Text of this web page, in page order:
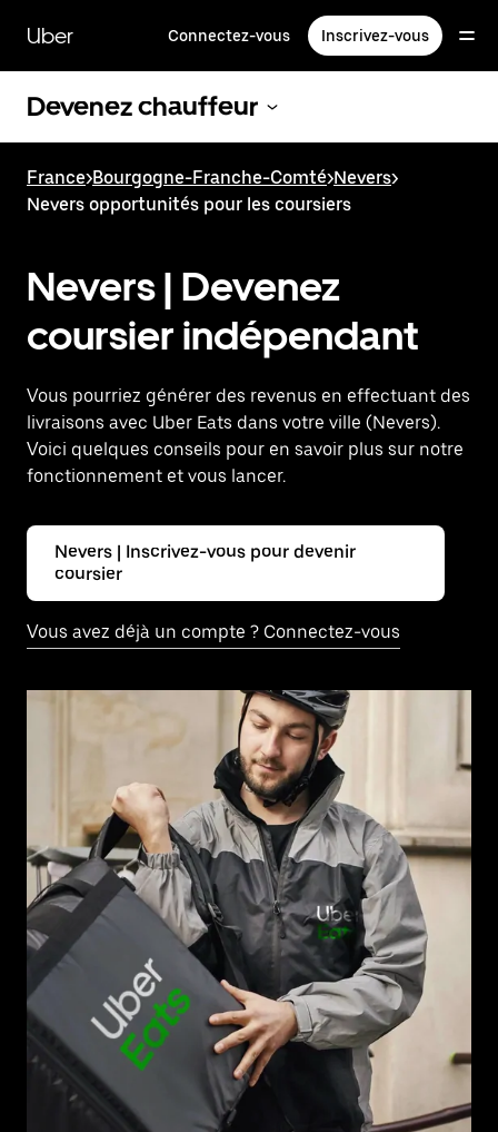
contenu
principal
Uber Connectez-vous Inscrivez-vous
Devenez chauffeur
France>Bourgogne-Franche-Comté>Nevers>
Nevers opportunités pour les coursiers
Nevers | Devenez
coursier indépendant
Vous pourriez générer des revenus en effectuant des
livraisons avec Uber Eats dans votre ville (Nevers).
Voici quelques conseils pour en savoir plus sur notre
fonctionnement et vous lancer.
Nevers | Inscrivez-vous pour devenir
coursier
Vous avez déjà un compte ? Connectez-vous